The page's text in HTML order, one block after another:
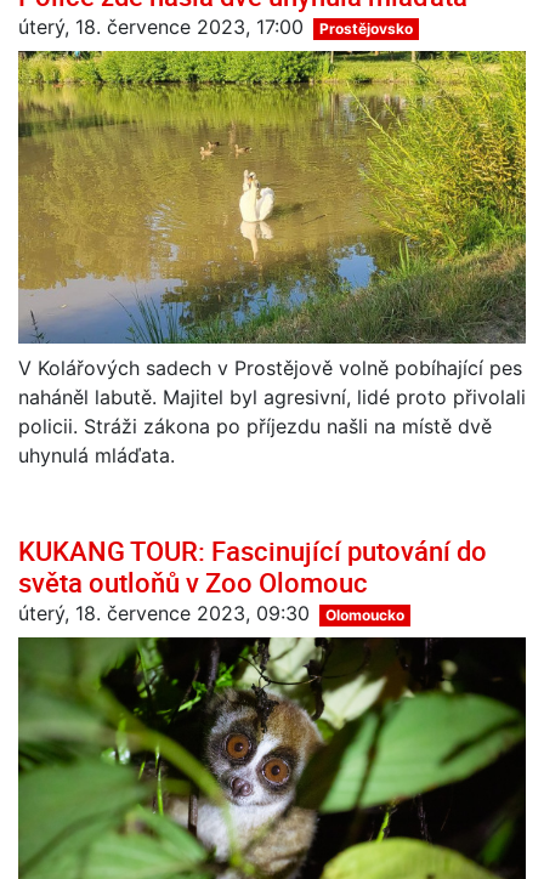
úterý, 18. července 2023, 17:00 Prostějovsko
V Kolářových sadech v Prostějově volně pobíhající pes
naháněl labutě. Majitel byl agresivní, lidé proto přivolali
policii. Stráži zákona po příjezdu našli na místě dvě
uhynulá mláďata.
KUKANG TOUR: Fascinující putování do
světa outloňů v Zoo Olomouc
úterý, 18. července 2023, 09:30 Olomoucko